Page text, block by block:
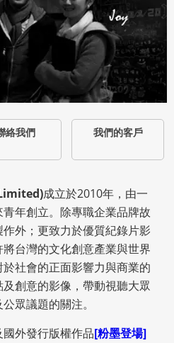
絡我們 我們的客戶
成立於2010年，由一
年創立。除專職企業品牌故
外；更致力於優質紀錄片影
台灣的文化創意產業與世界
社會的正面影響力與商業的
創意的影像，帶動視聽大眾
眾議題的關注。
外發行版權作品[粉墨登場]